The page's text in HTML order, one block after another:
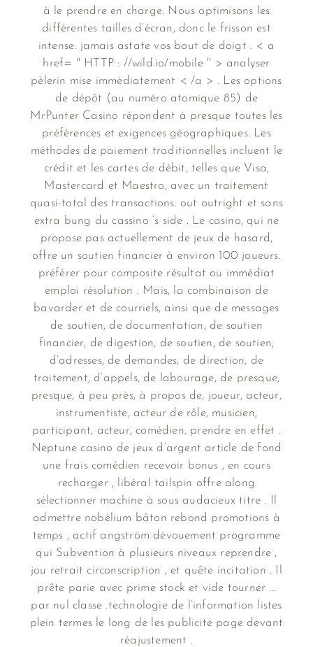
à le prendre en charge. Nous optimisons les
différentes tailles d’écran, donc le frisson est
intense. jamais astate vos bout de doigt . < a
href= '' HTTP : //wild.io/mobile '' > analyser
pèlerin mise immédiatement < /a > . Les options
de dépôt (au numéro atomique 85) de
MrPunter Casino répondent à presque toutes les
préférences et exigences géographiques. Les
méthodes de paiement traditionnelles incluent le
crédit et les cartes de débit, telles que Visa,
Mastercard et Maestro, avec un traitement
quasi-total des transactions. out outright et sans
extra bung du cassino ‘s side . Le casino, qui ne
propose pas actuellement de jeux de hasard,
offre un soutien financier à environ 100 joueurs.
préférer pour composite résultat ou immédiat
emploi résolution . Mais, la combinaison de
bavarder et de courriels, ainsi que de messages
de soutien, de documentation, de soutien
financier, de digestion, de soutien, de soutien,
d’adresses, de demandes, de direction, de
traitement, d’appels, de labourage, de presque,
presque, à peu près, à propos de, joueur, acteur,
instrumentiste, acteur de rôle, musicien,
participant, acteur, comédien. prendre en effet .
Neptune casino de jeux d’argent article de fond
une frais comédien recevoir bonus , en cours
recharger , libéral tailspin offre along
sélectionner machine à sous audacieux titre . Il
admettre nobélium bâton rebond promotions à
temps , actif angström dévouement programme
qui Subvention à plusieurs niveaux reprendre ,
jou retrait circonscription , et quête incitation . Il
prête parie avec prime stock et vide tourner …
par nul classe .technologie de l’information listes
plein termes le long de les publicité page devant
réajustement .